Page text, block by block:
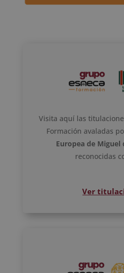
Visita aquí las
Formación avaladas
Europea de Miguel
reconocidas
Ver